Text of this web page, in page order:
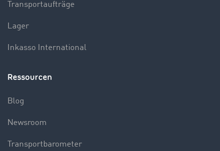
Transportaufträge
Lager
Inkasso International
Ressourcen
Blog
Newsroom
Transportbarometer